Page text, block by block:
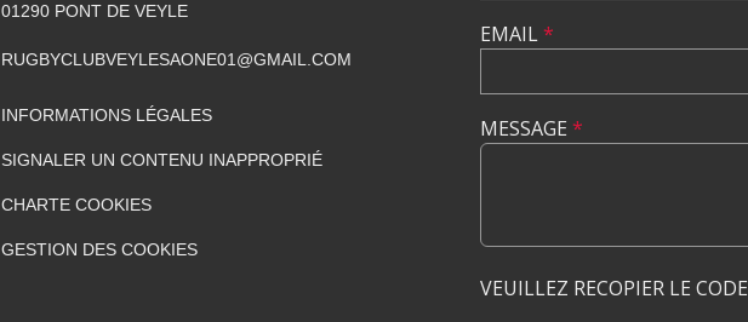
01290 PONT DE VEYLE
RUGBYCLUBVEYLESAONE01@GMAIL.COM
INFORMATIONS LÉGALES
SIGNALER UN CONTENU INAPPROPRIÉ
CHARTE COOKIES
GESTION DES COOKIES
EMAIL*
MESSAGE *
VEUILLEZ RECOPIER LE CODE